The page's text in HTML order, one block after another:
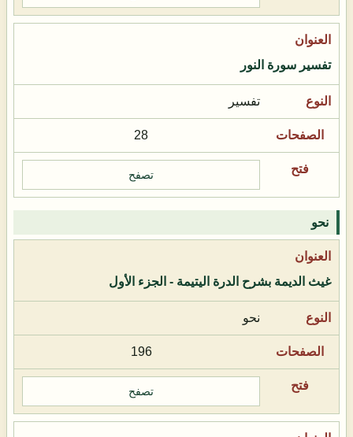
تفسير سورة النور
تفسير
28
تصفح
نحو
غيث الديمة بشرح الدرة اليتيمة - الجزء الأول
نحو
196
تصفح